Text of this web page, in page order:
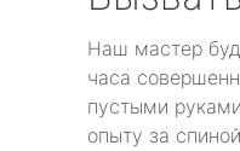
Наш мастер
часа
пустыми
опыту за